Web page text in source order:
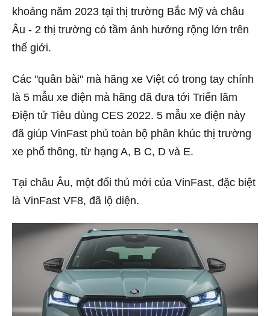
khoảng năm 2023 tại thị trường Bắc Mỹ và châu
Âu - 2 thị trường có tầm ảnh hưởng rộng lớn trên
thế giới.
Các "quân bài" mà hãng xe Việt có trong tay chính
là 5 mẫu xe điện mà hãng đã đưa tới Triển lãm
Điện tử Tiêu dùng CES 2022. 5 mẫu xe điện này
đã giúp VinFast phủ toàn bộ phân khúc thị trường
xe phổ thông, từ hạng A, B C, D và E.
Tại châu Âu, một đối thủ mới của VinFast, đặc biệt
là VinFast VF8, đã lộ diện.